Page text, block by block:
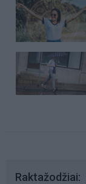
Raktažodžiai